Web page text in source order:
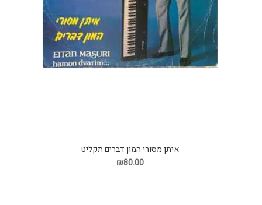
איתן מסורי המון דברים תקליט
₪80.00